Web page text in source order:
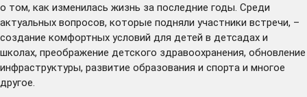
о том, как изменилась жизнь за последние годы. Среди
актуальных вопросов, которые подняли участники встречи, –
создание комфортных условий для детей в детсадах и
школах, преображение детского здравоохранения, обновление
инфраструктуры, развитие образования и спорта и многое
другое.